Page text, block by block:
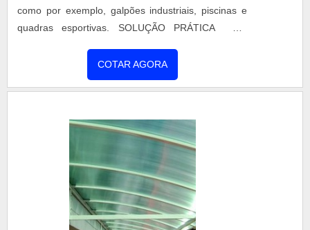
como por exemplo, galpões industriais, piscinas e
quadras esportivas. SOLUÇÃO PRÁTICA EM
proteção contra fenômenos naturais, tais como:
ventania, excesso de sol, chuva, granizo, neblina,
que trabalha à tração. Há....
COTAR AGORA